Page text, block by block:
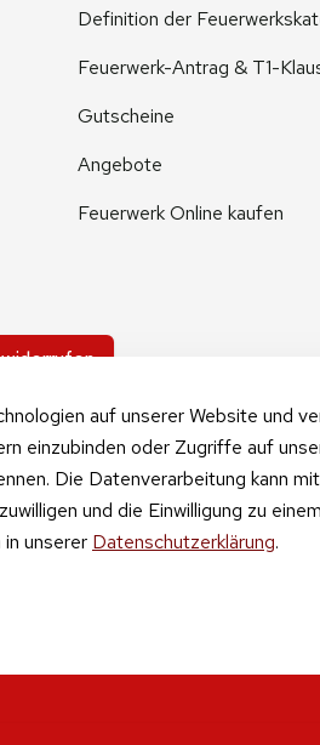
auf unserer Website und
einzubinden oder Zugriffe auf
Die Datenverarbeitung kann
und die Einwilligung zu
unserer Datenschutzerklärung.
Definition der
Feuerwerk-Antrag & T1-
Gutscheine
Angebote
Feuerwerk Online kaufen